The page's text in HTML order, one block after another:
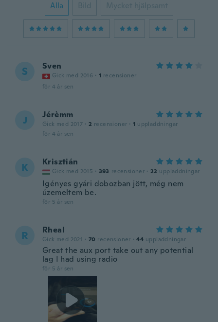
Alla Bild Mycket hjälpsamt
S Sven
Gick med 2016 · 1 recensioner
för 4 år sen
J Jérèmm
Gick med 2017 · 2 recensioner · 1 uppladdningar
för 4 år sen
K Krisztián
Gick med 2015 · 393 recensioner · 22 uppladdningar
Igényes gyári dobozban jött, még nem
územeltem be.
för 5 år sen
R Rheal
Gick med 2021 · 70 recensioner · 44 uppladdningar
Great the aux port take out any potential
lag I had using radio
för 5 år sen